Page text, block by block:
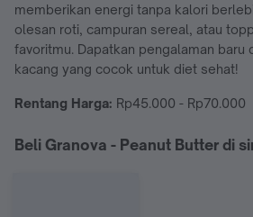
memberikan energi tanpa kalori
olesan roti, campuran sereal, atau
favoritmu. Dapatkan pengalaman baru
kacang yang cocok untuk diet sehat!
Rentang Harga: Rp45.000 - Rp70.000
Beli Granova - Peanut Butter di